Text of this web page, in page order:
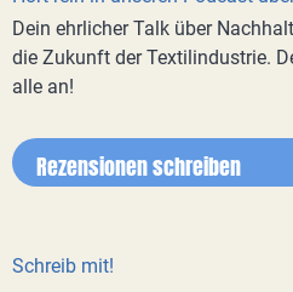
Dein ehrlicher Talk über
die Zukunft der Textilindustrie.
alle an!
Rezensionen schreiben
Schreib mit!